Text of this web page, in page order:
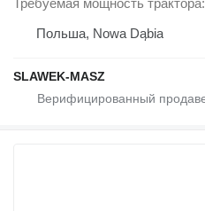
Требуемая мощность трактора
Польша, Nowa Dąbia
SLAWEK-MASZ